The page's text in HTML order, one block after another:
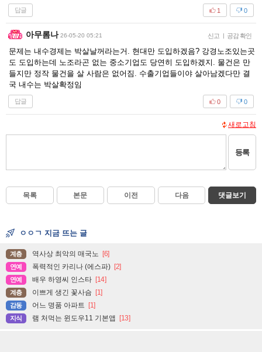
답글 0
1
아무롬나 26-05-20 05:21 신고 | 공감 확인
문제는 내수경제는 박살날꺼라는거. 현대만 도입하겠음? 강경노조있는곳
도 도입하는데 노조라곤 없는 중소기업도 당연히 도입하겠지. 물건은 만
들지만 정작 물건을 살 사람은 없어짐. 수출기업들이야 살아남겠다만 결
국 내수는 박살확정임
답글 0
0
새로고침
등록
목록 본문 이전 다음 댓글보기
ㅇㅇㄱ 지금 뜨는 글
계층 역사상 최악의 매국노 [6]
연예 폭력적인 카리나 (에스파) [2]
연예 배우 하영씨 인스타 [14]
계층 이쁘게 생긴 꽃사슴 [1]
감동 어느 명품 아파트 [1]
지식 램 처먹는 윈도우11 기본앱 [13]